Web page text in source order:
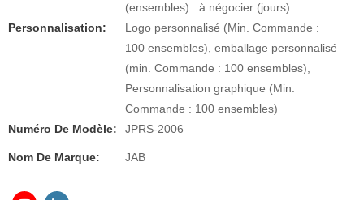
(ensembles) : à négocier (jours)
Personnalisation:
Logo personnalisé (Min. Commande :
100 ensembles), emballage personnalisé
(min. Commande : 100 ensembles),
Personnalisation graphique (Min.
Commande : 100 ensembles)
Numéro De Modèle:
JPRS-2006
Nom De Marque: JAB